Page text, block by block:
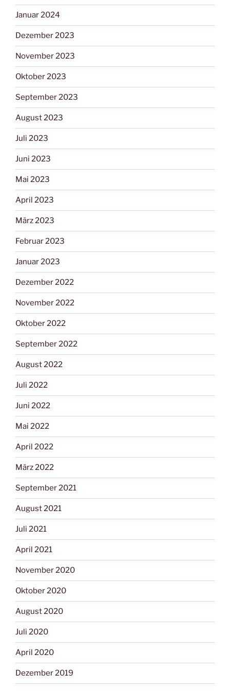
Januar 2024
Dezember 2023
November 2023
Oktober 2023
September 2023
August 2023
Juli 2023
Juni 2023
Mai 2023
April 2023
März 2023
Februar 2023
Januar 2023
Dezember 2022
November 2022
Oktober 2022
September 2022
August 2022
Juli 2022
Juni 2022
Mai 2022
April 2022
März 2022
September 2021
August 2021
Juli 2021
April 2021
November 2020
Oktober 2020
August 2020
Juli 2020
April 2020
Dezember 2019